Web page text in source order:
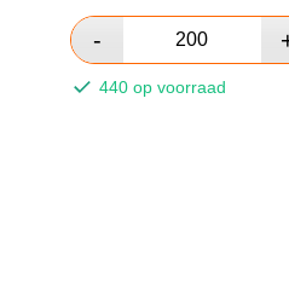
440 op voorraad